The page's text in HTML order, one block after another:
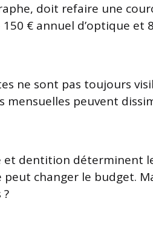
doit refaire une
€ annuel d’optique et
ne sont pas toujours
mensuelles peuvent
et dentition déterminent
changer le budget.